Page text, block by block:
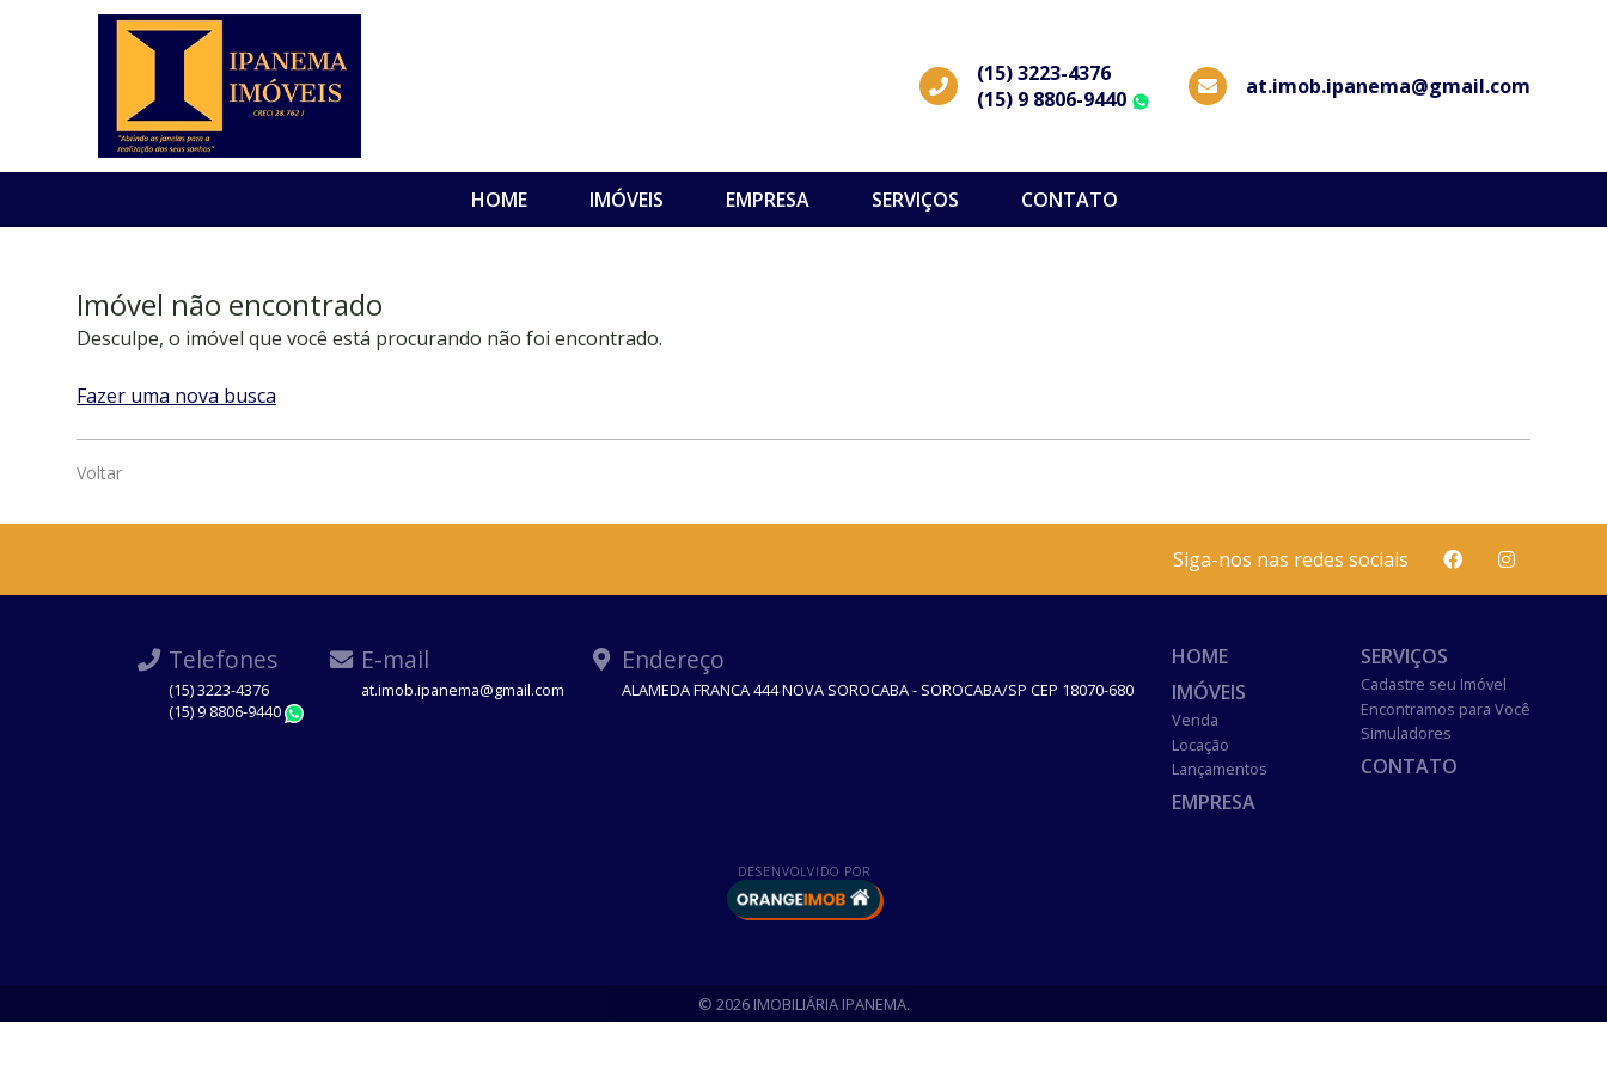
(15) 3223-4376
(15) 9 8806-9440
WhatsApp
at.imob.ipanema@gmail.com
HOME IMÓVEIS EMPRESA SERVIÇOS CONTATO
Imóvel não encontrado
Desculpe, o imóvel que você está procurando não foi encontrado.
Fazer uma nova busca
Voltar
Siga-nos nas redes sociais
Telefones
(15) 3223-4376
(15) 9 8806-9440
E-mail
at.imob.ipanema@gmail.com
Endereço
ALAMEDA FRANCA 444 NOVA SOROCABA - SOROCABA/SP CEP 18070-680
HOME
IMÓVEIS
Venda
Locação
Lançamentos
EMPRESA
SERVIÇOS
Cadastre seu Imóvel
Encontramos para Você
Simuladores
CONTATO
DESENVOLVIDO POR
© 2026 IMOBILIÁRIA IPANEMA.